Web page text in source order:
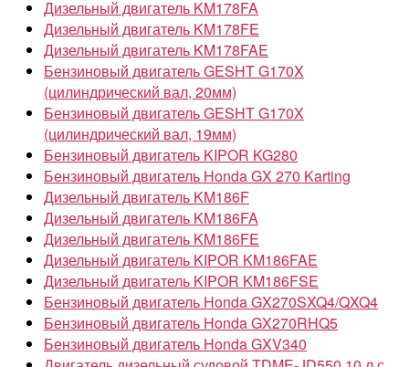
Дизельный двигатель KM178FA
Дизельный двигатель KM178FE
Дизельный двигатель KM178FAE
Бензиновый двигатель GESHT G170X
(цилиндрический вал, 20мм)
Бензиновый двигатель GESHT G170X
(цилиндрический вал, 19мм)
Бензиновый двигатель KIPOR KG280
Бензиновый двигатель Honda GX 270 Karting
Дизельный двигатель KM186F
Дизельный двигатель KM186FA
Дизельный двигатель KM186FE
Дизельный двигатель KIPOR KM186FAE
Дизельный двигатель KIPOR KM186FSE
Бензиновый двигатель Honda GX270SXQ4/QXQ4
Бензиновый двигатель Honda GX270RHQ5
Бензиновый двигатель Honda GXV340